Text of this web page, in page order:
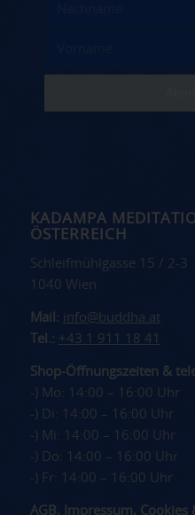
KADAMPA
ÖSTERREICH
Schleifmühlgasse 15 / 2-3
1040 Wien
Mail: info@buddha.at
Tel.: +43 1 911 18 41
Shop-Öffnungszeiten &
-) Mo: 14:00 – 16:00 Uhr
-) Di: 14:00 – 16:00 Uhr
-) Mi: 14:00 – 16:00 Uhr
-) Do: 14:00 – 16:00 Uhr
-) Fr: 14:00 – 16:00 Uhr
AGB , Impressum, Cookies